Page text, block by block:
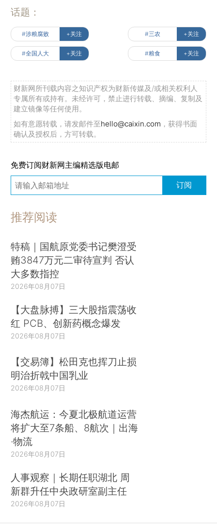
话题：
#涉粮腐败 +关注 #三农 +关注
#全国人大 +关注 #粮食 +关注
财新网所刊载内容之知识产权为财新传媒及/或相关权利人
专属所有或持有。未经许可，禁止进行转载、摘编、复制及
建立镜像等任何使用。
如有意愿转载，请发邮件至hello@caixin.com ，获得书面
确认及授权后，方可转载。
免费订阅财新网主编精选版电邮
订阅
推荐阅读
特稿｜国航原党委书记樊澄受
贿3847万元二审待宣判 否认
大多数指控
2026年08月07日
【大盘脉搏】三大股指震荡收
红 PCB、创新药概念爆发
2026年08月07日
【交易簿】松田克也挥刀止损
明治折戟中国乳业
2026年08月07日
海杰航运：今夏北极航道运营
将扩大至7条船、8航次｜出海
·物流
2026年08月07日
人事观察｜长期任职湖北 周
新群升任中央政研室副主任
2026年08月07日